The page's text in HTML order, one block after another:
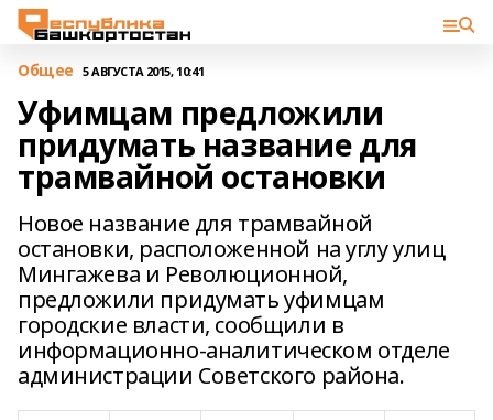
Общее 5 АВГУСТА 2015, 10:41
Уфимцам предложили
придумать название для
трамвайной остановки
Новое название для трамвайной
остановки, расположенной на углу улиц
Мингажева и Революционной,
предложили придумать уфимцам
городские власти, сообщили в
информационно-аналитическом отделе
администрации Советского района.